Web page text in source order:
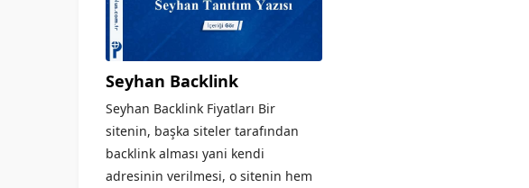
Seyhan Backlink
Seyhan Backlink Fiyatları Bir
sitenin, başka siteler tarafından
backlink alması yani kendi
adresinin verilmesi, o sitenin hem